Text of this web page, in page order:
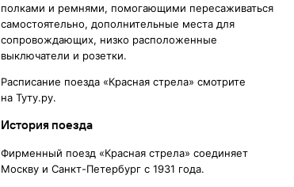
полками и ремнями, помогающими пересаживаться
самостоятельно, дополнительные места для
сопровождающих, низко расположенные
выключатели и розетки.
Расписание поезда «Красная стрела» смотрите
на Туту.ру.
История поезда
Фирменный поезд «Красная стрела» соединяет
Москву и Санкт-Петербург с 1931 года.